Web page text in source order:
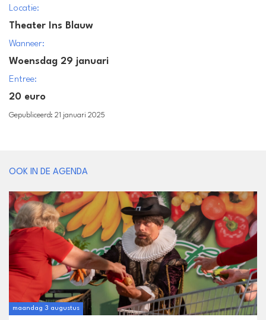
Locatie:
Theater Ins Blauw
Wanneer:
Woensdag 29 januari
Entree:
20 euro
Gepubliceerd: 21 januari 2025
OOK IN DE AGENDA
maandag 3 augustus